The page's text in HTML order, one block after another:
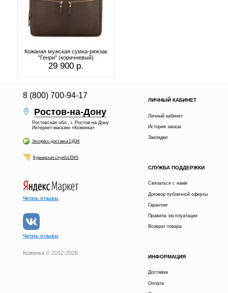
получи скидку
Кожаная мужская сумка-рюкзак
"Генри" (коричневый)
29 900 р.
8 (800) 700-94-17
Ростов-на-Дону
Ростовская обл., г. Ростов-на-Дону
Интернет-магазин «Кожинка»
Экспресс-доставка СДЭК
Курьерская служба EMS
ЛИЧНЫЙ КАБИНЕТ
Личный кабинет
История заказа
Закладки
СЛУЖБА ПОДДЕРЖКИ
Связаться с нами
Договор публичной оферты
Гарантии
Правила эксплуатации
Возврат товара
ИНФОРМАЦИЯ
Доставка
Оплата
Читать отзывы
Читать отзывы
Кожинка © 2012-2026